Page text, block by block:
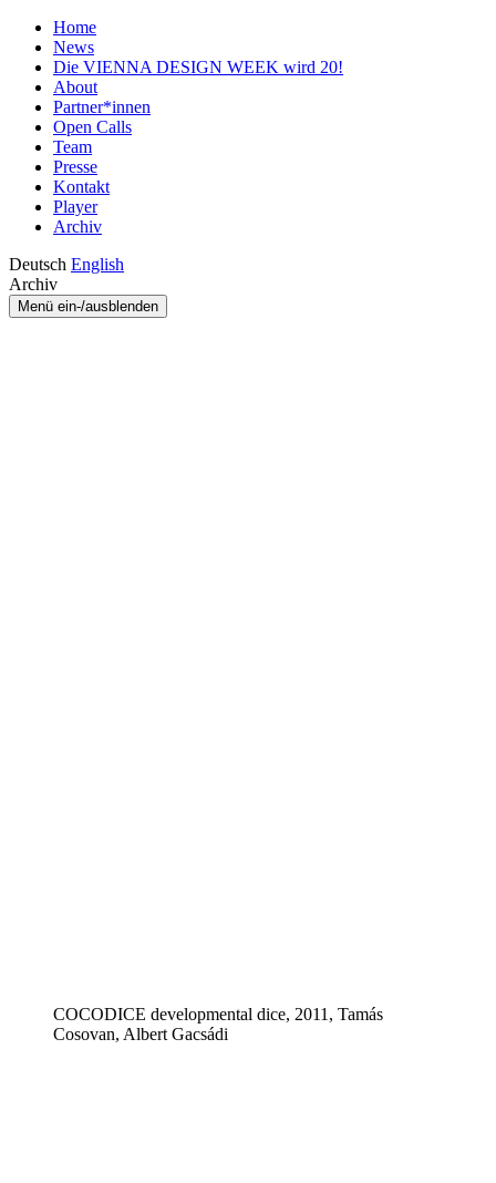
Home
News
Die VIENNA DESIGN WEEK wird 20!
About
Partner*innen
Open Calls
Team
Presse
Kontakt
Player
Archiv
Deutsch English
Archiv
Menü ein-/ausblenden
COCODICE developmental dice, 2011, Tamás
Cosovan, Albert Gacsádi